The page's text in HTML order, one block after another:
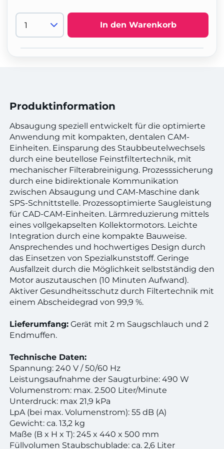
In den Warenkorb
Produktinformation
Absaugung speziell entwickelt für die optimierte
Anwendung mit kompakten, dentalen CAM-
Einheiten. Einsparung des Staubbeutelwechsels
durch eine beutellose Feinstfiltertechnik, mit
mechanischer Filterabreinigung. Prozesssicherung
durch eine bidirektionale Kommunikation
zwischen Absaugung und CAM-Maschine dank
SPS-Schnittstelle. Prozessoptimierte Saugleistung
für CAD-CAM-Einheiten. Lärmreduzierung mittels
eines vollgekapselten Kollektormotors. Leichte
Integration durch eine kompakte Bauweise.
Ansprechendes und hochwertiges Design durch
das Einsetzen von Spezialkunststoff. Geringe
Ausfallzeit durch die Möglichkeit selbstständig den
Motor auszutauschen (10 Minuten Aufwand).
Aktiver Gesundheitsschutz durch Filtertechnik mit
einem Abscheidegrad von 99,9 %.
Lieferumfang: Gerät mit 2 m Saugschlauch und 2
Endmuffen.
Technische Daten:
Spannung: 240 V / 50/60 Hz
Leistungsaufnahme der Saugturbine: 490 W
Volumenstrom: max. 2.500 Liter/Minute
Unterdruck: max 21,9 kPa
LpA (bei max. Volumenstrom): 55 dB (A)
Gewicht: ca. 13,2 kg
Maße (B x H x T): 245 x 440 x 500 mm
Füllvolumen Staubschublade: ca. 2,6 Liter